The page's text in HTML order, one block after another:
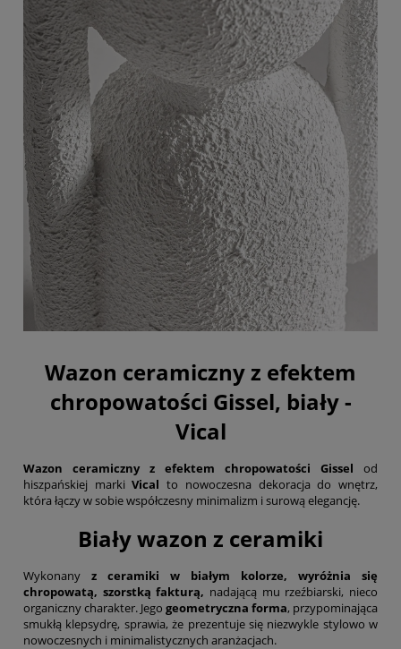
Wazon ceramiczny z efektem
chropowatości Gissel, biały -
Vical
Wazon ceramiczny z efektem chropowatości Gissel od
hiszpańskiej markiVical to nowoczesna dekoracja do wnętrz,
która łączy w sobie współczesny minimalizm i surową elegancję.
Biały wazon z ceramiki
Wykonany z ceramiki w białym kolorze, wyróżnia się
chropowatą, szorstką fakturą, nadającą mu rzeźbiarski, nieco
organiczny charakter. Jego geometryczna forma, przypominająca
smukłą klepsydrę, sprawia, że prezentuje się niezwykle stylowo w
nowoczesnych i minimalistycznych aranżacjach.